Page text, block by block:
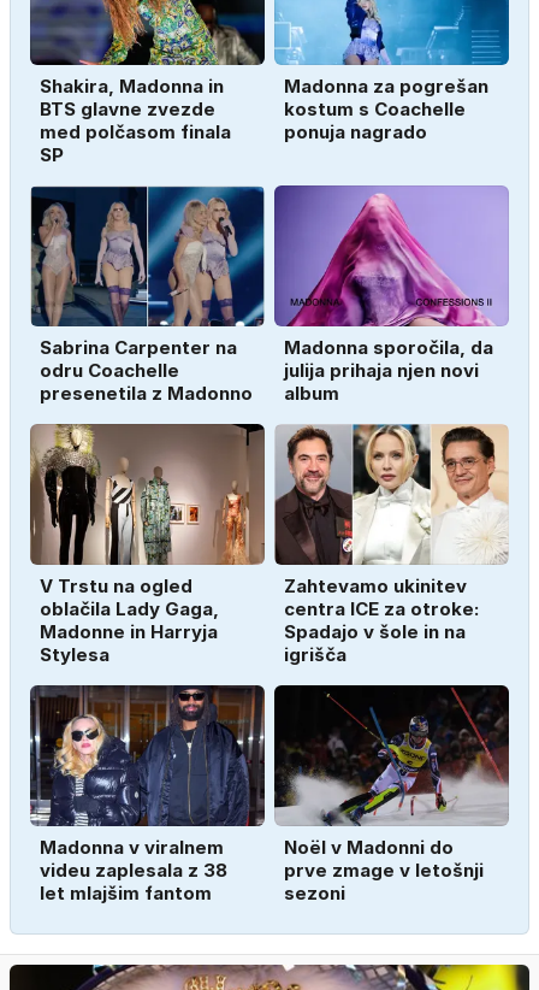
Shakira, Madonna in
BTS glavne zvezde
med polčasom finala
SP
Madonna za pogrešan
kostum s Coachelle
ponuja nagrado
Sabrina Carpenter na
odru Coachelle
presenetila z Madonno
Madonna sporočila, da
julija prihaja njen novi
album
V Trstu na ogled
oblačila Lady Gaga,
Madonne in Harryja
Stylesa
Zahtevamo ukinitev
centra ICE za otroke:
Spadajo v šole in na
igrišča
Madonna v viralnem
videu zaplesala z 38
let mlajšim fantom
Noël v Madonni do
prve zmage v letošnji
sezoni